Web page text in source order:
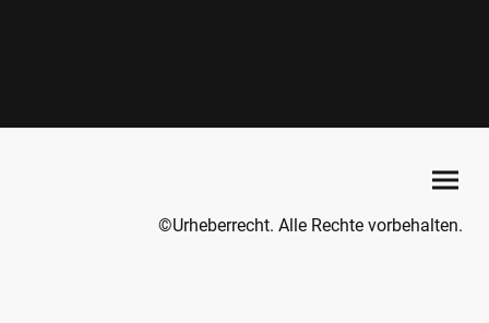
©Urheberrecht. Alle Rechte vorbehalten.